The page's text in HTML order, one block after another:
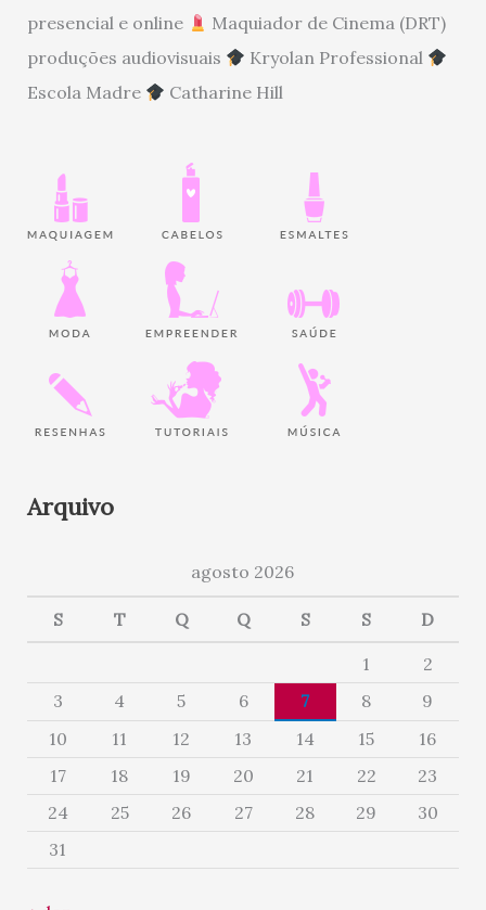
presencial e online
Maquiador de Cinema (DRT)
produções audiovisuais
Kryolan Professional
Escola Madre
Catharine Hill
Arquivo
agosto 2026
S T Q Q S S D
1
2
3
4 5 6 7 8
9
10
11 12 13 14 15
16
17
18 19 20 21 22
23
24
25 26 27 28 29
30
31